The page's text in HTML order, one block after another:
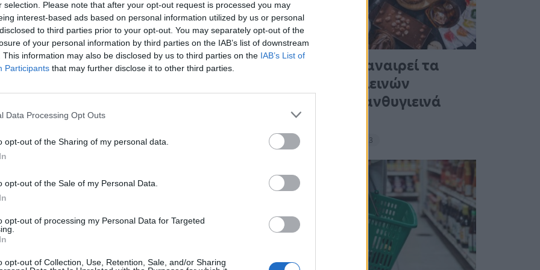
selection. Please note that after your opt-out request is processed you may
interest-based ads based on personal information utilized by us or personal
to third parties prior to your opt-out. You may separately opt-out of the
of your personal information by third parties on the IAB’s list of downstream
This information may also be disclosed by us to third parties on the IAB’s List of
Participants that may further disclose it to other third parties.
Data Processing Opt Outs
opt-out of the Sharing of my personal data.
opt-out of the Sale of my Personal Data.
opt-out of processing my Personal Data for Targeted
opt-out of Collection, Use, Retention, Sale, and/or Sharing
περασμένη νύκτα κατά τη διάρκεια
στο βόρειο τμήμα της κατεχόμενης
υπουργείο Υγείας.
τον 19χρονο Σαλάχ αλ-Μπουράικι, ο
λαιμό.
με πραγματικά πυρά σε
Ένας στους 4 αναιρεί τα
οφέλη των υγιεινών
γευμάτων με ανθυγιεινά
σνακ
18:11 - 15 Σεπτεμβρίου 2023